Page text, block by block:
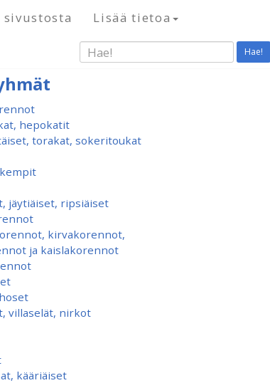
sivustosta Lisää tietoa
Hae!
hepokatit
torakat, sokeritoukat
jäytiäiset, ripsiäiset
kirvakorennot,
ja kaislakorennot
villaselät, nirkot
kääriäiset